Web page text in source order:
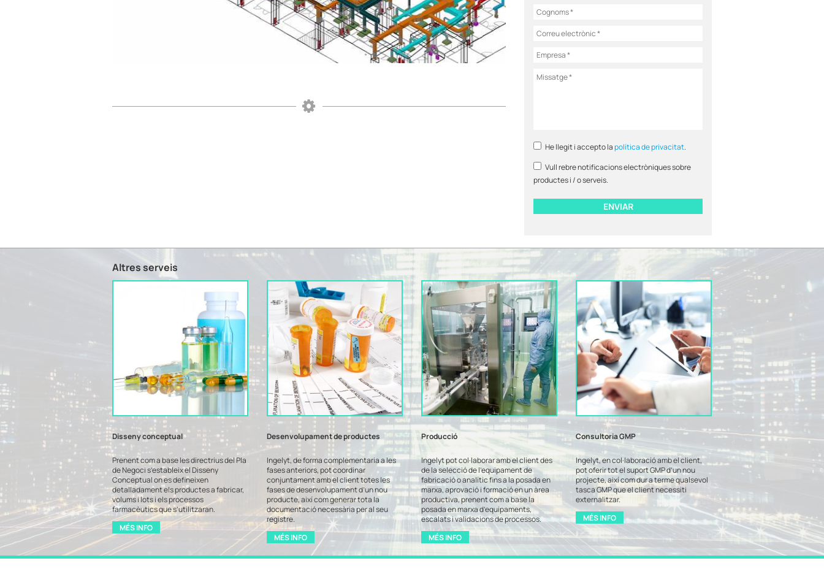
He llegit i accepto lapolítica de privacitat.
Vull rebre notificacions electròniques sobre
productes i / o serveis.
Altres serveis
Disseny conceptual
Prenent com a base les directrius del Pla
de Negoci s’estableix el Disseny
Conceptual on es defineixen
detalladament els productes a fabricar,
volums i lots i els processos
farmacèutics que s’utilitzaran.
MÉS INFO
Desenvolupament de productes
Ingelyt, de forma complementaria a les
fases anteriors, pot coordinar
conjuntament amb el client totes les
fases de desenvolupament d’un nou
producte, així com generar tota la
documentació necessària per al seu
registre.
MÉS INFO
Producció
Ingelyt pot col·laborar amb el client des
de la selecció de l’equipament de
fabricació o analític fins a la posada en
marxa, aprovació i formació en un àrea
productiva, prenent com a base la
posada en marxa d’equipaments,
escalats i validacions de processos.
MÉS INFO
Consultoria GMP
Ingelyt, en col·laboració amb el client,
pot oferir tot el suport GMP d’un nou
projecte, així com dur a terme qualsevol
tasca GMP que el client necessiti
externalitzar.
MÉS INFO